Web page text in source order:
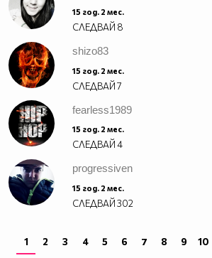
15 год. 2 мес.
СЛЕДВАЙ 8
shizo83
15 год. 2 мес.
СЛЕДВАЙ7
fearless1989
15 год. 2 мес.
СЛЕДВАЙ4
progressiven
15 год. 2 мес.
СЛЕДВАЙ302
1 2 3 4 5 6 7 8 9 10